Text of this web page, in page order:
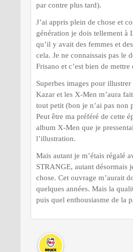
par contre plus tard).
J’ai appris plein de chose et
génération je dois tellement à
qu’il y avait des femmes et
cela. Je ne connaissais pas le
Frisano et c’est bien de
Superbes images pour
Kazar et les X-Men m’aura
tout petit (bon je n’ai pas non
Peut être ma préféré de cette
album X-Men que je
l’illustration.
Mais autant je m’étais régalé
STRANGE, autant désormais
chose. Cet ouvrage m’aurait
quelques années. Mais la
puis quel enthousiasme de la